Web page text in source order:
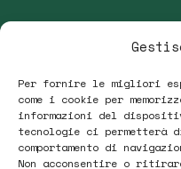
Per fornire le migliori
come i cookie per
informazioni del
tecnologie ci permetterà
comportamento di
Non acconsentire o
+39 339 431 0135
Email